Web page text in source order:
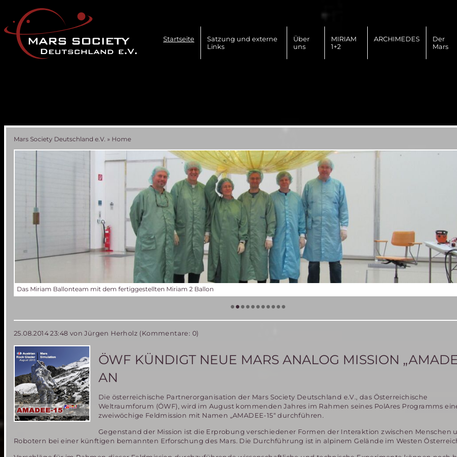
überspringen
Startseite
Satzung und externe
Links
Über
uns
MIRIAM
1+2
ARCHIMEDES
Der
Mars
Mars Society Deutschland e.V. » Home
Das Miriam Ballonteam mit dem fertiggestellten Miriam 2 Ballon
•••••••••••
25.08.2014 23:48 von Jürgen Herholz (Kommentare: 0)
ÖWF KÜNDIGT NEUE MARS ANALOG MISSION
AN
Die österreichische Partnerorganisation der Mars Society Deutschland e.V., das Österreichische
Weltraumforum (ÖWF), wird im August kommenden Jahres im Rahmen seines PolAres Programms
zweiwöchige Feldmission mit Namen „AMADEE-15“ durchführen.
Gegenstand der Mission ist die Erprobung verschiedener Formen der Interaktion zwischen Menschen
Robotern bei einer künftigen bemannten Erforschung des Mars. Die Durchführung ist in alpinem Gelände im Westen